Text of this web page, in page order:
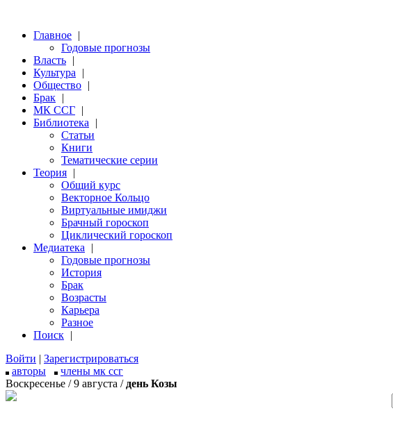
Главное |
Годовые прогнозы
Власть |
Культура
|
Общество |
Брак |
МК ССГ |
Библиотека
|
Статьи
Книги
Тематические серии
Теория |
Общий курс
Векторное Кольцо
Виртуальные имиджи
Брачный гороскоп
Циклический гороскоп
Медиатека
|
Годовые прогнозы
История
Брак
Возрасты
Карьера
Разное
Поиск |
Войти | Зарегистрироваться
авторы
члены мк ссг
Воскресенье / 9 августа / день Козы